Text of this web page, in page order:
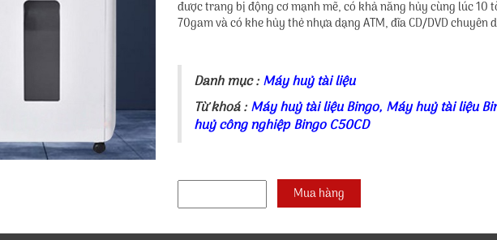
được trang bị động cơ mạnh mẽ, có khả năng hủy cùng lúc 10
70gam và có khe hủy thẻ nhựa dạng ATM, đĩa CD/DVD chuyên
Danh mục :Máy huỷ tài liệu
Từ khoá :Máy huỷ tài liệu Bingo, Máy huỷ tài liệu
huỷ công nghiệp Bingo C50CD